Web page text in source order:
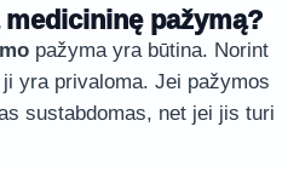
pažymą?
pažyma yra būtina. Norint
yra privaloma. Jei pažymos
sustabdomas, net jei jis turi